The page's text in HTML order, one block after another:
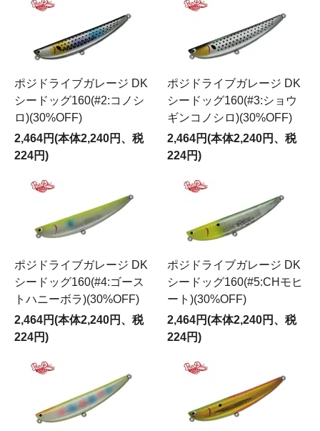
ポジドライブガレージ DK
シードッグ160(#2:コノシ
ロ)(30%OFF)
2,464円(本体2,240円、税
224円)
ポジドライブガレージ DK
シードッグ160(#3:ショウ
ギンコノシロ)(30%OFF)
2,464円(本体2,240円、税
224円)
ポジドライブガレージ DK
シードッグ160(#4:ゴース
トハニーボラ)(30%OFF)
2,464円(本体2,240円、税
224円)
ポジドライブガレージ DK
シードッグ160(#5:CHモヒ
ート)(30%OFF)
2,464円(本体2,240円、税
224円)